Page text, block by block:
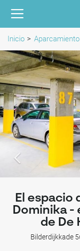
Inicio
El espacio
Dominika -
de De
Bilderdijkkade